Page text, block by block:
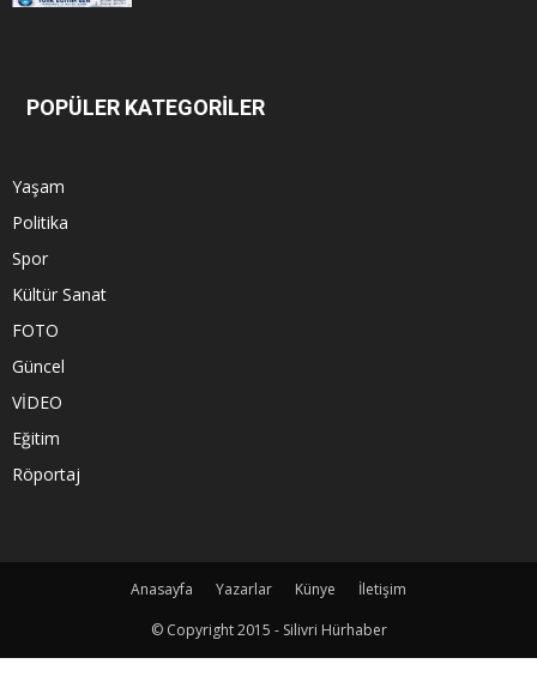
POPÜLER KATEGORİLER
Yaşam
Politika
Spor
Kültür Sanat
FOTO
Güncel
VİDEO
Eğitim
Röportaj
Anasayfa Yazarlar Künye
İletişim
© Copyright 2015 - Silivri Hürhaber